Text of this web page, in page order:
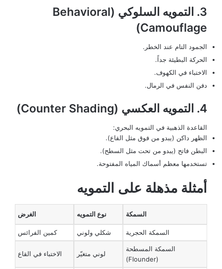
3. التمويه السلوكي (Behavioral
Camouflage)
الجمود التام عند الخطر.
الحركة البطيئة جداً.
الاختباء في الكهوف.
دفن النفس في الرمال.
4. التمويه العكسي (Counter Shading)
القاعدة الذهبية في التمويه البحري:
الظهر داكن (يبدو من فوق مثل القاع).
البطن فاتح (يبدو من تحت مثل السطح).
تستخدمها معظم أسماك المياه المفتوحة.
أمثلة مذهلة على التمويه
السمكة نوع التمويه الغرض
السمكة الحجرية شكلي ولوني كمين الفرائس
السمكة المسطحة
(Flounder)
لوني متغيّر الاختباء في القاع